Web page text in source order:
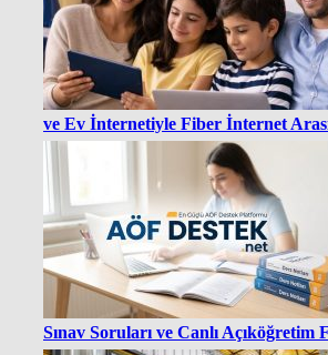
ve Ev İnternetiyle Fiber İnternet
Sınav Soruları ve Canlı